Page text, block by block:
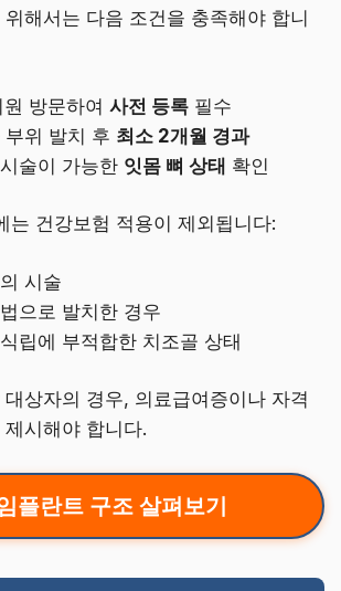
해서는 다음 조건을 충족해야 합니
원 방문하여 사전 등록 필수
위 발치 후 최소 2개월 경과
술이 가능한 잇몸 뼈 상태 확인
는 건강보험 적용이 제외됩니다:
시술
으로 발치한 경우
립에 부적합한 치조골 상태
상자의 경우, 의료급여증이나 자격
시해야 합니다.
플란트 구조 살펴보기